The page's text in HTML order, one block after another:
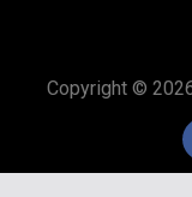
Copyright © 2026